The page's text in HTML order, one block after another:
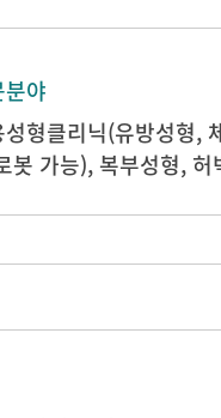
야
성형클리닉(유방성형,
봇 가능), 복부성형,